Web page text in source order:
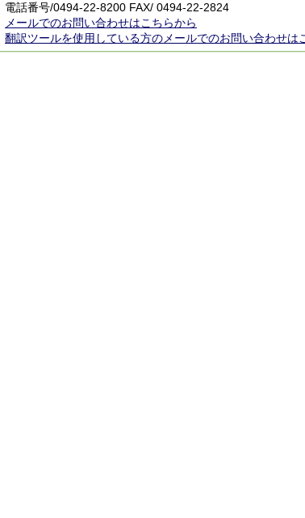
電話番号/0494-22-8200 FAX/ 0494-22-2824
メールでのお問い合わせはこちらから
翻訳ツールを使用している方のメールでのお問い合わせは